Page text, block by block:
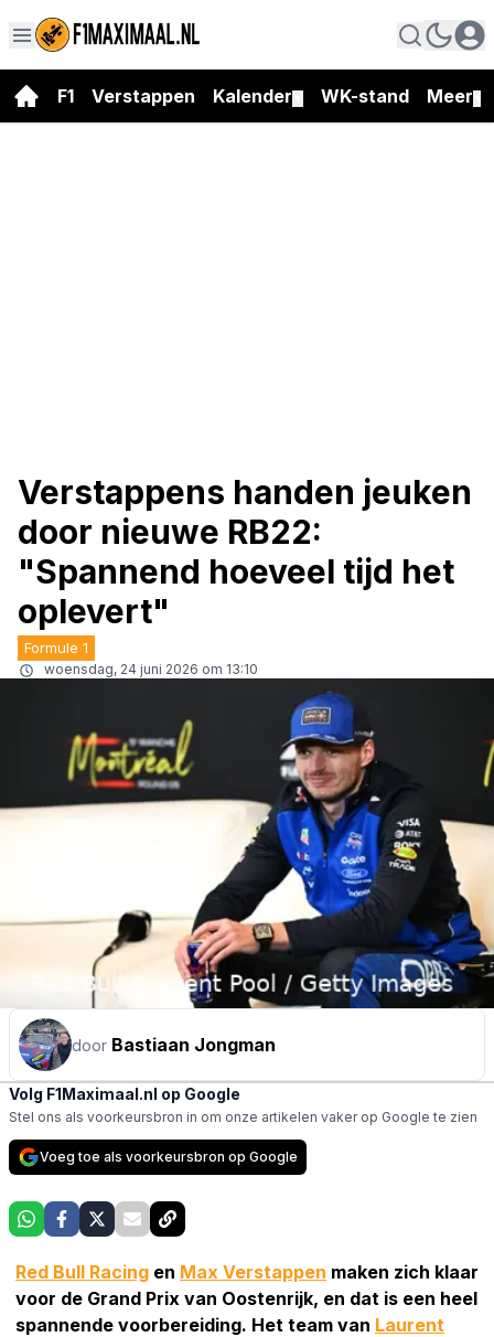
F1 Verstappen Kalender WK-stand Meer
Verstappens handen jeuken
door nieuwe RB22:
"Spannend hoeveel tijd het
oplevert"
Formule 1
woensdag, 24 juni 2026 om 13:10
door Bastiaan Jongman
Volg F1Maximaal.nl op Google
Stel ons als voorkeursbron in om onze artikelen vaker op Google te zien
Voeg toe als voorkeursbron op Google
Red Bull Racing en Max Verstappen maken zich klaar
voor de Grand Prix van Oostenrijk, en dat is een heel
spannende voorbereiding. Het team van Laurent